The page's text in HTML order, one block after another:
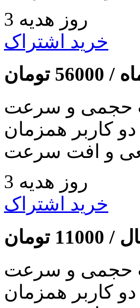
3 روز هدیه
خرید اشتراک
/
56000 تومان
حجمی و سرعت
کاربر همزمان
و افت سرعت
3 روز هدیه
خرید اشتراک
/
11000 تومان
حجمی و سرعت
کاربر همزمان